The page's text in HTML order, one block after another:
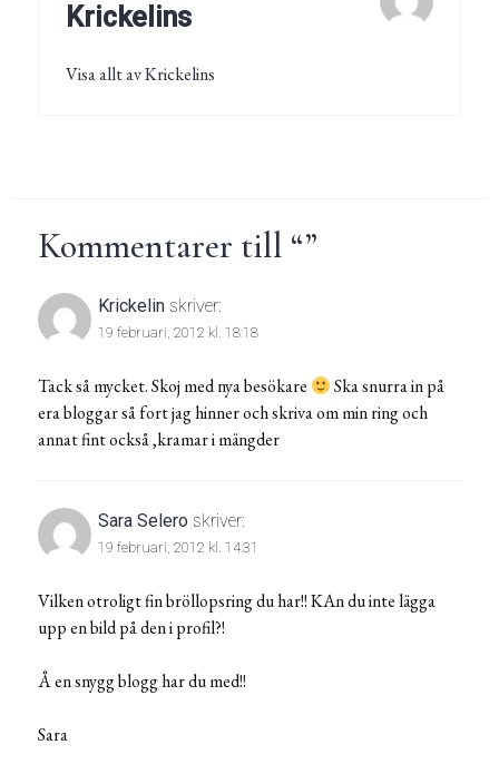
Krickelins
Visa allt av Krickelins
Kommentarer till “”
Krickelin skriver:
19 februari, 2012 kl. 18:18
Tack så mycket. Skoj med nya besökare
Ska snurra in på
era bloggar så fort jag hinner och skriva om min ring och
annat fint också ,kramar i mängder
Sara Selero skriver:
19 februari, 2012 kl. 14:31
Vilken otroligt fin bröllopsring du har!! KAn du inte lägga
upp en bild på den i profil?!
Å en snygg blogg har du med!!
Sara